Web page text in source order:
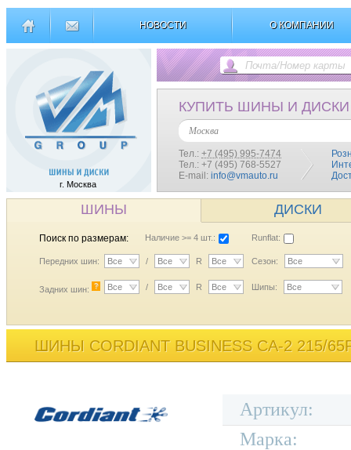
НОВОСТИ О КОМПАНИИ
г. Москва
КУПИТЬ ШИНЫ И ДИСКИ
Москва
Тел.: +7 (495) 995-7474
Тел.: +7 (495) 768-5527
E-mail: info@vmauto.ru
ШИНЫ ДИСКИ
Поиск по размерам: Наличие >= 4 шт.: Runflat:
Передних шин: Все / Все R Все Сезон: Все
Задних шин: ? Все / Все R Все Шипы: Все
ШИНЫ CORDIANT BUSINESS CA-2 215/
Артикул:
Марка: